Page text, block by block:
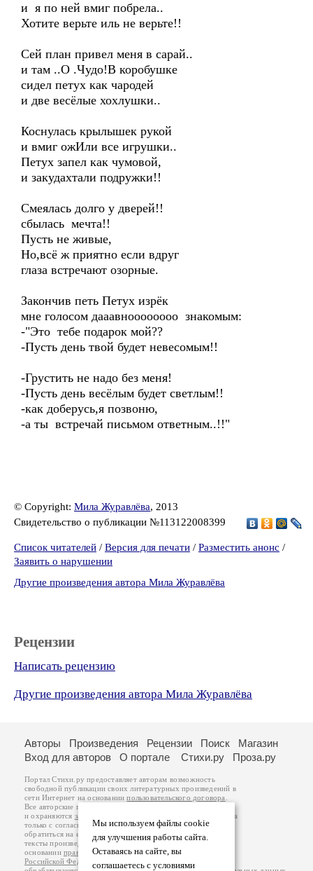
и я по ней вмиг побрела..
Хотите верьте иль не верьте!!
Сей план привел меня в сарай..
и там ..О .Чудо!В коробушке
сидел петух как чародей
и две весёлые хохлушки..
Коснулась крылышек рукой
и вмиг ожИли все игрушки..
Петух запел как чумовой,
и закудахтали подружки!!
Смеялась долго у дверей!!
сбылась мечта!!
Пусть не живые,
Но,всё ж приятно если вдруг
глаза встречают озорные.
Закончив петь Петух изрёк
мне голосом дааавноооооооо знакомым:
-"Это тебе подарок мой??
-Пусть день твой будет невесомым!!
-Грустить не надо без меня!
-Пусть день весёлым будет светлым!!
-как доберусь,я позвоню,
-а ты встречай письмом ответным..!!"
© Copyright: Мила Журавлёва, 2013
Свидетельство о публикации №113122008399
Список читателей / Версия для печати / Разместить анонс /
Заявить о нарушении
Другие произведения автора Мила Журавлёва
Рецензии
Написать рецензию
Другие произведения автора Мила Журавлёва
Мы используем файлы cookie
для улучшения работы сайта.
Оставаясь на сайте, вы
соглашаетесь с условиями
Авторы Произведения Рецензии Поиск
Магазин
Вход для авторов
О портале Стихи.ру Проза.ру
Портал Стихи.ру предоставляет авторам возможность
свободной публикации своих литературных произведений в
сети Интернет на основаниипользовательского договора
Все авторские права на произведения принадлежат авторам
и охраняются законом
. Перепечатка произведений возможна
только с согласия его автора, к которому вы можете
обратиться на его авторской странице. Ответственность за
тексты произведений авторы несут самостоятельно на
основанииправил публикацииизаконодательства
Российской Федерации